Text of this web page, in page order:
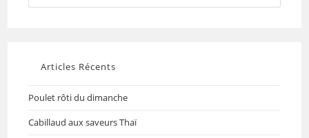
Articles Récents
Poulet rôti du dimanche
Cabillaud aux saveurs Thaï